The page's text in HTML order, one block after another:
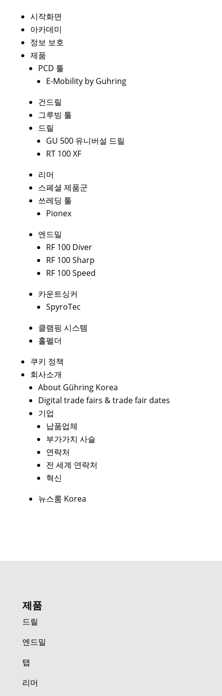
시작화면
아카데미
정보 보호
제품
PCD 툴
E-Mobility by Guhring
건드릴
그루빙 툴
드릴
GU 500 유니버설 드릴
RT 100 XF
리머
스폐셜 제품군
쓰레딩 툴
Pionex
엔드밀
RF 100 Diver
RF 100 Sharp
RF 100 Speed
카운트싱커
SpyroTec
클램핑 시스템
홀펠더
쿠키 정책
회사소개
About Gühring Korea
Digital trade fairs & trade fair dates
기업
납품업체
부가가치 사슬
연락처
전 세계 연락처
혁신
뉴스룸 Korea
제품
드릴
엔드밀
탭
리머